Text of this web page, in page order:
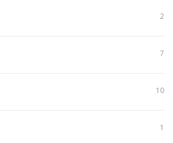
2
7
10
1